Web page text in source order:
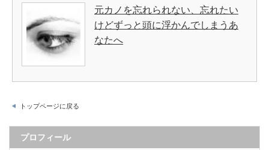
元カノを忘れられない、忘れたい
けどずっと頭に浮かんでしまうあ
なたへ
トップページに戻る
プロフィール